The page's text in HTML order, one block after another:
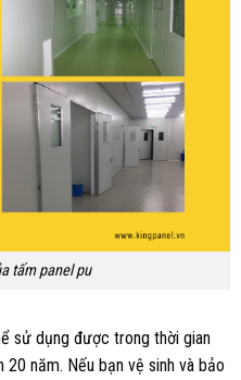
tấm panel pu
sử dụng được trong thời gian
năm. Nếu bạn vệ sinh và bảo